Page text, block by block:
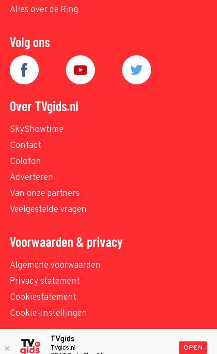
Alles over de Ring
Volg ons
Over TVgids.nl
SkyShowtime
Contact
Colofon
Adverteren
Van onze partners
Veelgestelde vragen
Voorwaarden & privacy
Algemene voorwaarden
Privacy statement
Cookiestatement
Cookie-instellingen
© TVgids.nl 2026 - All rights reserved. No text and
TVgids
TVgids.nl
OPEN